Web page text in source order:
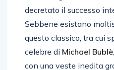
decretato il successo
Sebbene esistano
questo classico, tra cui
celebre di Michael Bublè
con una veste inedita